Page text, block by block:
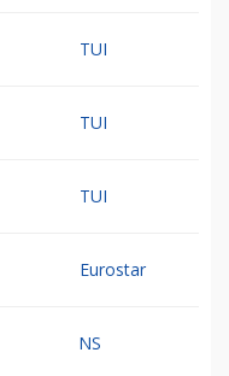
TUI
TUI
TUI
Eurostar
NS